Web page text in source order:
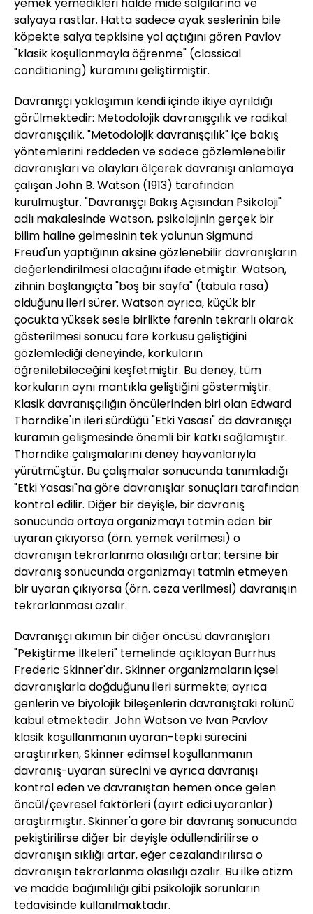
salyaya rastlar. Hatta sadece ayak seslerinin bile
köpekte salya tepkisine yol açtığını gören Pavlov
"klasik koşullanmayla öğrenme" (classical
conditioning) kuramını geliştirmiştir.
Davranışçı yaklaşımın kendi içinde ikiye ayrıldığı
görülmektedir: Metodolojik davranışçılık ve radikal
davranışçılık. "Metodolojik davranışçılık" içe bakış
yöntemlerini reddeden ve sadece gözlemlenebilir
davranışları ve olayları ölçerek davranışı anlamaya
çalışan John B. Watson (1913) tarafından
kurulmuştur. "Davranışçı Bakış Açısından Psikoloji"
adlı makalesinde Watson, psikolojinin gerçek bir
bilim haline gelmesinin tek yolunun Sigmund
Freud'un yaptığının aksine gözlenebilir davranışların
değerlendirilmesi olacağını ifade etmiştir. Watson,
zihnin başlangıçta "boş bir sayfa" (tabula rasa)
olduğunu ileri sürer. Watson ayrıca, küçük bir
çocukta yüksek sesle birlikte farenin tekrarlı olarak
gösterilmesi sonucu fare korkusu geliştiğini
gözlemlediği deneyinde, korkuların
öğrenilebileceğini keşfetmiştir. Bu deney, tüm
korkuların aynı mantıkla geliştiğini göstermiştir.
Klasik davranışçılığın öncülerinden biri olan Edward
Thorndike'ın ileri sürdüğü "Etki Yasası" da davranışçı
kuramın gelişmesinde önemli bir katkı sağlamıştır.
Thorndike çalışmalarını deney hayvanlarıyla
yürütmüştür. Bu çalışmalar sonucunda tanımladığı
"Etki Yasası"na göre davranışlar sonuçları tarafından
kontrol edilir. Diğer bir deyişle, bir davranış
sonucunda ortaya organizmayı tatmin eden bir
uyaran çıkıyorsa (örn. yemek verilmesi) o
davranışın tekrarlanma olasılığı artar; tersine bir
davranış sonucunda organizmayı tatmin etmeyen
bir uyaran çıkıyorsa (örn. ceza verilmesi) davranışın
tekrarlanması azalır.
Davranışçı akımın bir diğer öncüsü davranışları
"Pekiştirme İlkeleri" temelinde açıklayan Burrhus
Frederic Skinner'dır. Skinner organizmaların içsel
davranışlarla doğduğunu ileri sürmekte; ayrıca
genlerin ve biyolojik bileşenlerin davranıştaki rolünü
kabul etmektedir. John Watson ve Ivan Pavlov
klasik koşullanmanın uyaran-tepki sürecini
araştırırken, Skinner edimsel koşullanmanın
davranış-uyaran sürecini ve ayrıca davranışı
kontrol eden ve davranıştan hemen önce gelen
öncül/çevresel faktörleri (ayırt edici uyaranlar)
araştırmıştır. Skinner'a göre bir davranış sonucunda
pekiştirilirse diğer bir deyişle ödüllendirilirse o
davranışın sıklığı artar, eğer cezalandırılırsa o
davranışın tekrarlanma olasılığı azalır. Bu ilke otizm
ve madde bağımlılığı gibi psikolojik sorunların
tedavisinde kullanılmaktadır.